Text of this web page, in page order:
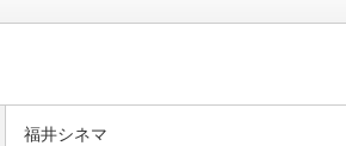
福井シネマ